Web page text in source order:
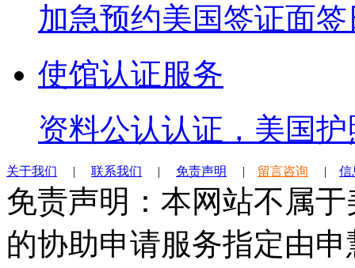
加急预约美国签证面
使馆认证服务
资料公认认证，美国
关于我们 | 联系我们 | 免责声明 | 留言咨询 | 信
免责声明：本网站不属
的协助申请服务指定由